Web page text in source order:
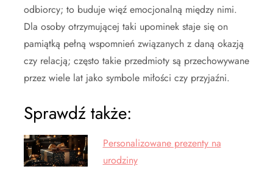
odbiorcy; to buduje więź emocjonalną między nimi.
Dla osoby otrzymującej taki upominek staje się on
pamiątką pełną wspomnień związanych z daną okazją
czy relacją; często takie przedmioty są przechowywane
przez wiele lat jako symbole miłości czy przyjaźni.
Sprawdź także:
Personalizowane prezenty na
urodziny